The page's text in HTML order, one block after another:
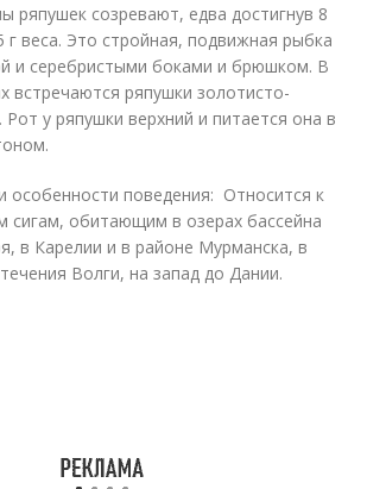
ряпушек созревают, едва достигнув 8
г веса. Это стройная, подвижная рыбка
и серебристыми боками и брюшком. В
встречаются ряпушки золотисто-
Рот у ряпушки верхний и питается она в
особенности поведения: Относится к
сигам, обитающим в озерах бассейна
в Карелии и в районе Мурманска, в
Волги, на запад до Дании.